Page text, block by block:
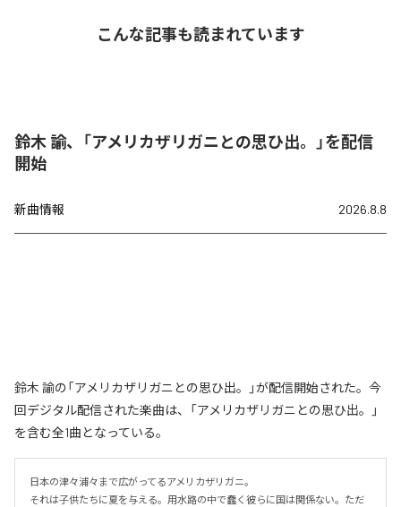
こんな記事も読まれています
鈴木 諭、「アメリカザリガニとの思ひ出。」を配信
開始
新曲情報 2026.8.8
鈴木 諭の「アメリカザリガニとの思ひ出。」が配信開始された。今
回デジタル配信された楽曲は、「アメリカザリガニとの思ひ出。」
を含む全1曲となっている。
日本の津々浦々まで広がってるアメリカザリガニ。
それは子供たちに夏を与える。用水路の中で蠢く彼らに国は関係ない。ただ